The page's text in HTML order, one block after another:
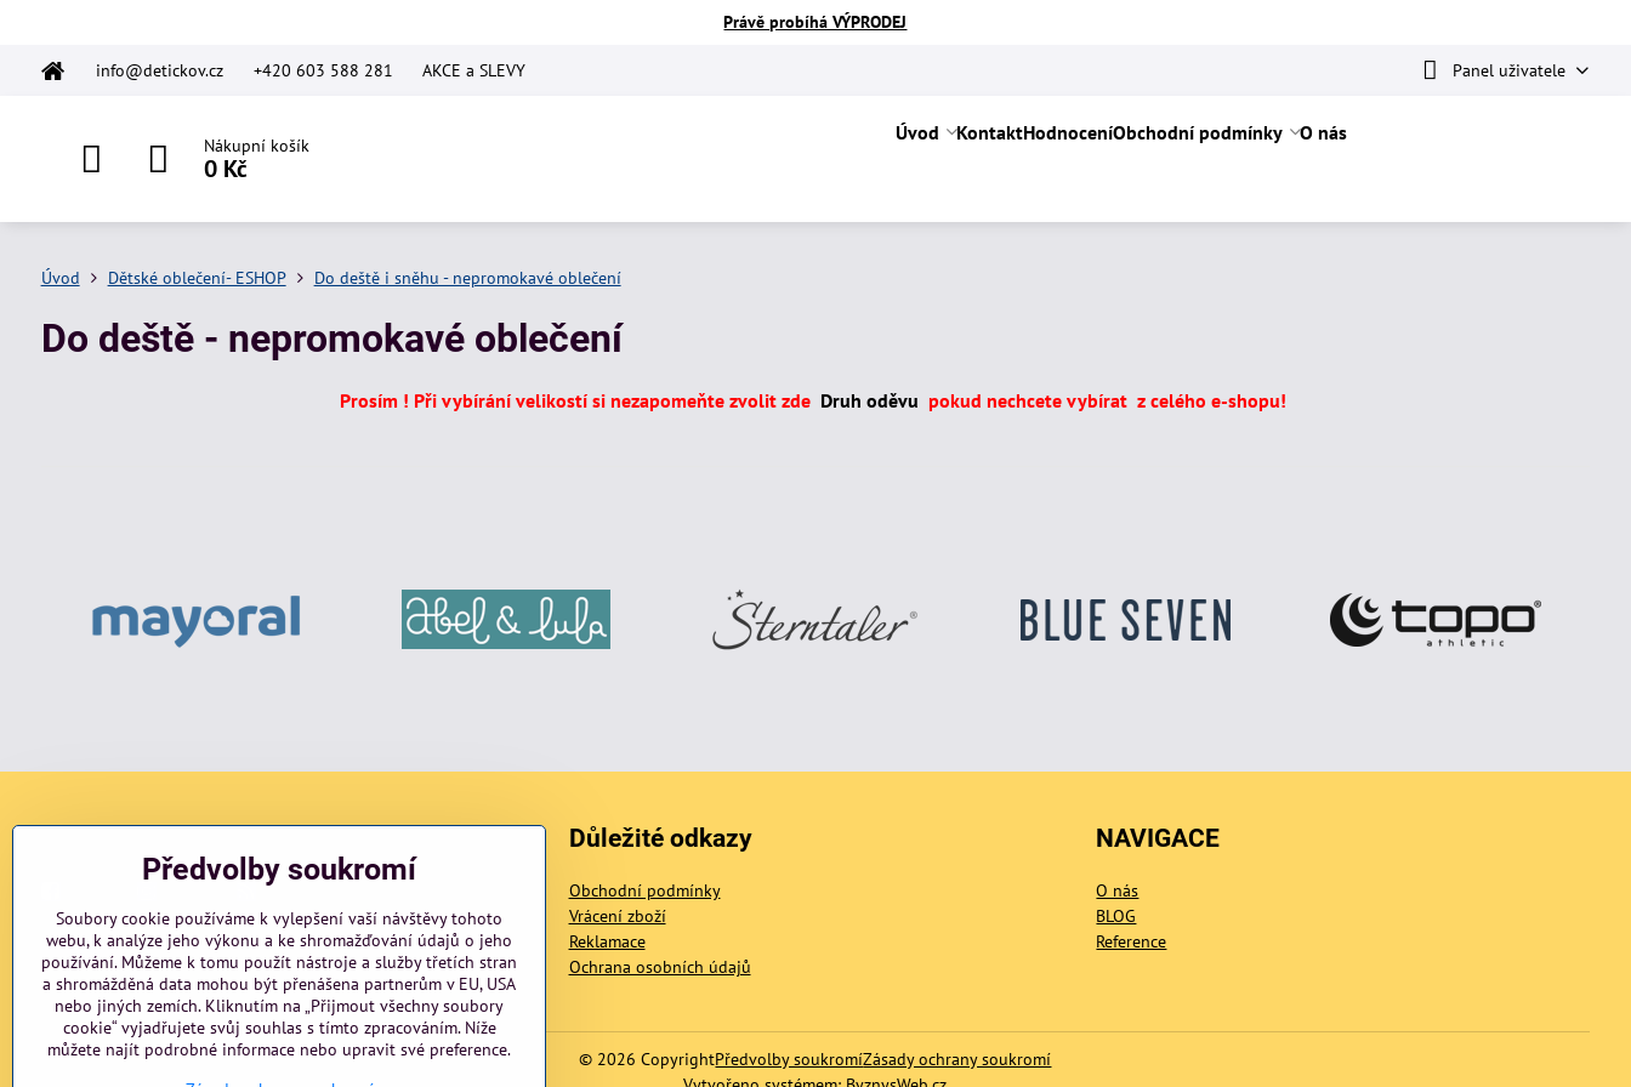
Právě probíhá VÝPRODEJ
info@detickov.cz +420 603 588 281 AKCE a SLEVY Panel uživatele
Nákupní košík
0 Kč
Úvod KontaktHodnoceníObchodní podmínky O nás
Úvod Dětské oblečení- ESHOP Do deště i sněhu - nepromokavé oblečení
Do deště - nepromokavé oblečení
Prosím ! Při vybírání velikostí si nezapomeňte zvolit zde Druh oděvu pokud nechcete vybírat z celého e-shopu!
blog
Důležité odkazy
Obchodní podmínky
Vrácení zboží
Reklamace
Ochrana osobních údajů
NAVIGACE
O nás
BLOG
Reference
© 2026 CopyrightPředvolby soukromíZásady ochrany soukromí
Předvolby soukromí
Soubory cookie používáme k vylepšení vaší návštěvy tohoto
webu, k analýze jeho výkonu a ke shromažďování údajů o jeho
používání. Můžeme k tomu použít nástroje a služby třetích stran
a shromážděná data mohou být přenášena partnerům v EU, USA
nebo jiných zemích. Kliknutím na „Přijmout všechny soubory
cookie“ vyjadřujete svůj souhlas s tímto zpracováním. Níže
můžete najít podrobné informace nebo upravit své preference.